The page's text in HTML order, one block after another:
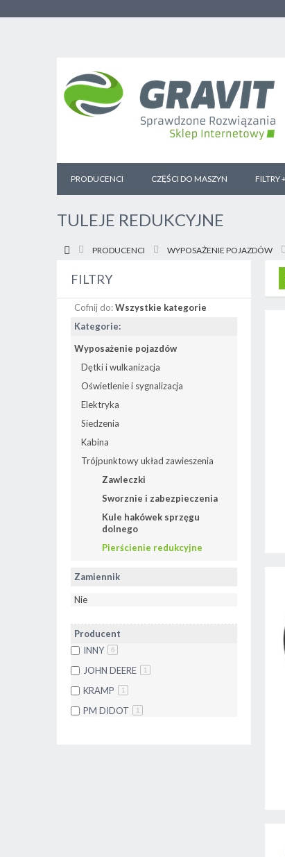
PRODUCENCI CZĘŚCI DO MASZYN FILTRY
TULEJE REDUKCYJNE
PRODUCENCI WYPOSAŻENIE POJAZDÓW
FILTRY
Cofnij do:Wszystkie kategorie
Kategorie:
Wyposażenie pojazdów
Dętki i wulkanizacja
Oświetlenie i sygnalizacja
Elektryka
Siedzenia
Kabina
Trójpunktowy układ zawieszenia
Zawleczki
Sworznie i zabezpieczenia
Kule hakówek sprzęgu
dolnego
Pierścienie redukcyjne
Zamiennik
Nie
Producent
INNY
6
JOHN DEERE 1
KRAMP 1
PM DIDOT 1